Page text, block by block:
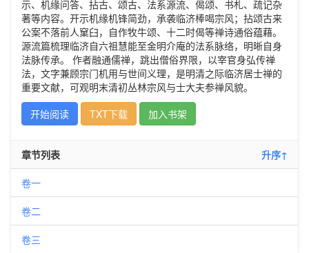
示、机缘问答、拈古、颂古、法系源流、偈颂、书札、疏记杂
著等内容。开示机缘机锋简劲，承袭临济棒喝宗风；拈颂古来
公案不落前人窠臼，自作牧牛颂、十二时偈等禅诗通俗蕴藉。
源流篇梳理临济自六祖慧能至金明介庵的法系脉络，明晰自身
法脉传承。 作者融通儒禅，跳出僧俗界限，以宰官身弘传禅
法，文字兼顾宗门机用与世间义理，是明清之际临济居士禅的
重要文献，可观明末清初丛林宗风与士大夫参禅风貌。
开始阅读
TXT下载 加入书架
章节列表 升序↑
卷一
卷二
卷三